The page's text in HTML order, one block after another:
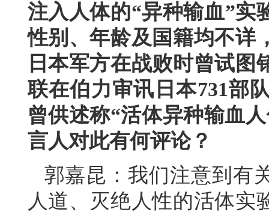
注入人体的“异种输血”实
性别、年龄及国籍均不详
日本军方在战败时曾试图
联在伯力审讯日本731部
曾供述称“活体异种输血
言人对此有何评论？
郭嘉昆：我们注意到有
人道、灭绝人性的活体实